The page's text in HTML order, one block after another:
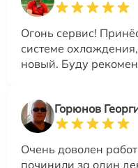
Огонь сервис!
системе
новый. Буду
Горюнов
Очень доволен
починили за один